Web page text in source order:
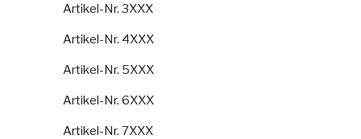
Artikel-Nr. 3XXX
Artikel-Nr. 4XXX
Artikel-Nr. 5XXX
Artikel-Nr. 6XXX
Artikel-Nr. 7XXX